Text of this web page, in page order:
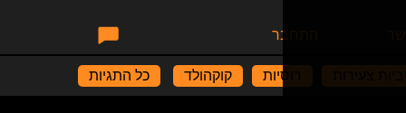
התחבר
רוסיות קוקהולד כל התגיות